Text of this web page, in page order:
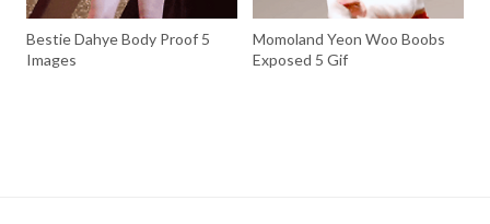
Bestie Dahye Body Proof 5
Images
Momoland Yeon Woo Boobs
Exposed 5 Gif